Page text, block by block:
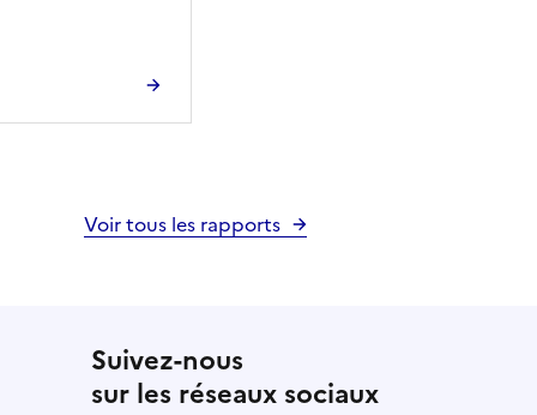
Voir tous les rapports
Suivez-nous
sur les réseaux sociaux